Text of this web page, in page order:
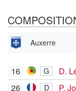
Auxerre
16 G
D.
26
D
P.